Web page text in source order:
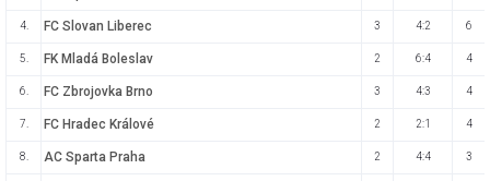
4. FC Slovan Liberec 3 4:2 6
5. FK Mladá Boleslav 2 6:4 4
6. FC Zbrojovka Brno 3 4:3 4
7. FC Hradec Králové 2 2:1 4
8. AC Sparta Praha 2 4:4 3